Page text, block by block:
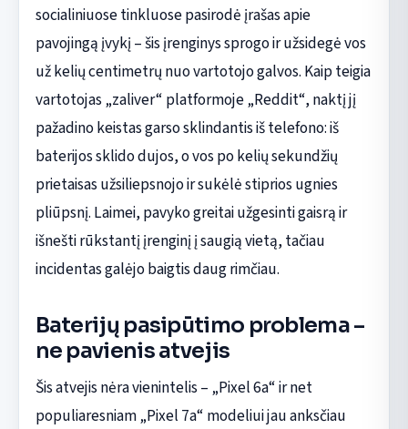
socialiniuose tinkluose pasirodė įrašas apie
pavojingą įvykį – šis įrenginys sprogo ir užsidegė vos
už kelių centimetrų nuo vartotojo galvos. Kaip teigia
vartotojas „zaliver“ platformoje „Reddit“, naktį jį
pažadino keistas garso sklindantis iš telefono: iš
baterijos sklido dujos, o vos po kelių sekundžių
prietaisas užsiliepsnojo ir sukėlė stiprios ugnies
pliūpsnį. Laimei, pavyko greitai užgesinti gaisrą ir
išnešti rūkstantį įrenginį į saugią vietą, tačiau
incidentas galėjo baigtis daug rimčiau.
Baterijų pasipūtimo problema –
ne pavienis atvejis
Šis atvejis nėra vienintelis – „Pixel 6a“ ir net
populiaresniam „Pixel 7a“ modeliui jau anksčiau